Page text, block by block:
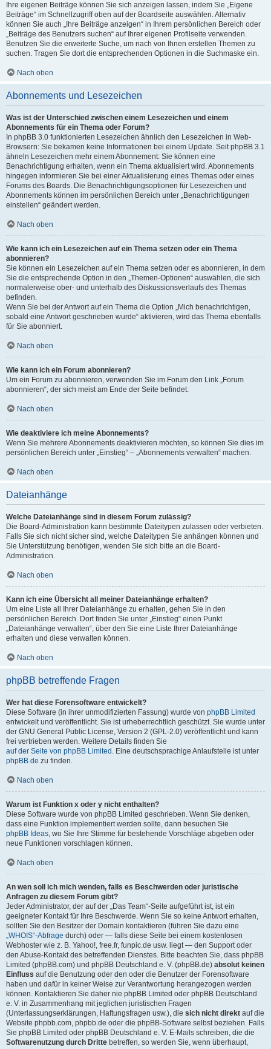
Ihre eigenen Beiträge können Sie sich anzeigen lassen, indem Sie „Eigene
Beiträge“ im Schnellzugriff oben auf der Boardseite auswählen. Alternativ
können Sie auch „Ihre Beiträge anzeigen“ in Ihrem persönlichen Bereich oder
„Beiträge des Benutzers suchen“ auf Ihrer eigenen Profilseite verwenden.
Benutzen Sie die erweiterte Suche, um nach von Ihnen erstellen Themen zu
suchen. Tragen Sie dort die entsprechenden Optionen in die Suchmaske ein.
Nach oben
Abonnements und Lesezeichen
Was ist der Unterschied zwischen einem Lesezeichen und einem
Abonnements für ein Thema oder Forum?
In phpBB 3.0 funktionierten Lesezeichen ähnlich den Lesezeichen in Web-
Browsern: Sie bekamen keine Informationen bei einem Update. Seit phpBB 3.1
ähneln Lesezeichen mehr einem Abonnement: Sie können eine
Benachrichtigung erhalten, wenn ein Thema aktualisiert wird. Abonnements
hingegen informieren Sie bei einer Aktualisierung eines Themas oder eines
Forums des Boards. Die Benachrichtigungsoptionen für Lesezeichen und
Abonnements können im persönlichen Bereich unter „Benachrichtigungen
einstellen“ geändert werden.
Nach oben
Wie kann ich ein Lesezeichen auf ein Thema setzen oder ein Thema
abonnieren?
Sie können ein Lesezeichen auf ein Thema setzen oder es abonnieren, in dem
Sie die entsprechende Option in den „Themen-Optionen“ auswählen, die sich
normalerweise ober- und unterhalb des Diskussionsverlaufs des Themas
befinden.
Wenn Sie bei der Antwort auf ein Thema die Option „Mich benachrichtigen,
sobald eine Antwort geschrieben wurde“ aktivieren, wird das Thema ebenfalls
für Sie abonniert.
Nach oben
Wie kann ich ein Forum abonnieren?
Um ein Forum zu abonnieren, verwenden Sie im Forum den Link „Forum
abonnieren“, der sich meist am Ende der Seite befindet.
Nach oben
Wie deaktiviere ich meine Abonnements?
Wenn Sie mehrere Abonnements deaktivieren möchten, so können Sie dies im
persönlichen Bereich unter „Einstieg“ – „Abonnements verwalten“ machen.
Nach oben
Dateianhänge
Welche Dateianhänge sind in diesem Forum zulässig?
Die Board-Administration kann bestimmte Dateitypen zulassen oder verbieten.
Falls Sie sich nicht sicher sind, welche Dateitypen Sie anhängen können und
Sie Unterstützung benötigen, wenden Sie sich bitte an die Board-
Administration.
Nach oben
Kann ich eine Übersicht all meiner Dateianhänge erhalten?
Um eine Liste all Ihrer Dateianhänge zu erhalten, gehen Sie in den
persönlichen Bereich. Dort finden Sie unter „Einstieg“ einen Punkt
„Dateianhänge verwalten“, über den Sie eine Liste Ihrer Dateianhänge
erhalten und diese verwalten können.
Nach oben
phpBB betreffende Fragen
Wer hat diese Forensoftware entwickelt?
Diese Software (in ihrer unmodifizierten Fassung) wurde von phpBB Limited
entwickelt und veröffentlicht. Sie ist urheberrechtlich geschützt. Sie wurde unter
der GNU General Public License, Version 2 (GPL-2.0) veröffentlicht und kann
frei vertrieben werden. Weitere Details finden Sie
auf der Seite von phpBB Limited . Eine deutschsprachige Anlaufstelle ist unter
phpBB.de zu finden.
Nach oben
Warum ist Funktion x oder y nicht enthalten?
Diese Software wurde von phpBB Limited geschrieben. Wenn Sie denken,
dass eine Funktion implementiert werden sollte, dann besuchen Sie
phpBB Ideas, wo Sie Ihre Stimme für bestehende Vorschläge abgeben oder
neue Funktionen vorschlagen können.
Nach oben
An wen soll ich mich wenden, falls es Beschwerden oder juristische
Anfragen zu diesem Forum gibt?
Jeder Administrator, der auf der „Das Team“-Seite aufgeführt ist, ist ein
geeigneter Kontakt für Ihre Beschwerde. Wenn Sie so keine Antwort erhalten,
sollten Sie den Besitzer der Domain kontaktieren (führen Sie dazu eine
„WHOIS“-Abfrage durch) oder — falls diese Seite bei einem kostenlosen
Webhoster wie z. B. Yahoo!, free.fr, funpic.de usw. liegt — den Support oder
den Abuse-Kontakt des betreffenden Dienstes. Bitte beachten Sie, dass phpBB
Limited (phpBB.com) und phpBB Deutschland e. V. (phpBB.de) absolut keinen
Einfluss auf die Benutzung oder den oder die Benutzer der Forensoftware
haben und dafür in keiner Weise zur Verantwortung herangezogen werden
können. Kontaktieren Sie daher nie phpBB Limited oder phpBB Deutschland
e. V. in Zusammenhang mit jeglichen juristischen Fragen
(Unterlassungserklärungen, Haftungsfragen usw.), die sich nicht direkt auf die
Website phpbb.com, phpbb.de oder die phpBB-Software selbst beziehen. Falls
Sie phpBB Limited oder phpBB Deutschland e. V. E-Mails schreiben, die die
Softwarenutzung durch Dritte betreffen, so werden Sie, wenn überhaupt,